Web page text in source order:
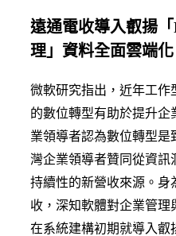
遠通電收導入叡揚
理」資料全面雲端化
微軟研究指出，近年工作
的數位轉型有助於提升企
業領導者認為數位轉型是
灣企業領導者贊同從資訊
持續性的新營收來源。身
收，深知軟體對企業管
在系統建構初期就導入叡